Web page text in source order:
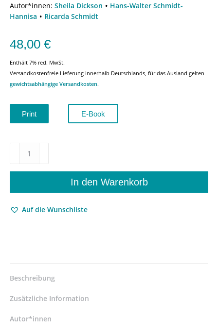
Autor*innen: Sheila Dickson
Hans-Walter Schmidt-
Hannisa
Ricarda Schmidt
48,00 €
Enthält 7% red. MwSt.
Versandkostenfreie Lieferung innerhalb Deutschlands, für das Ausland gelten
gewichtsabhängige Versandkosten.
Print E-Book
Sheila
Ricarda
(Hrsg.)
ISBN
/
In den Warenkorb
Auf die Wunschliste
Beschreibung
Zusätzliche Information
Autor*innen